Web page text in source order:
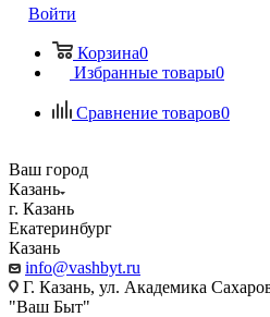
Войти
Корзина0
Избранные товары0
Сравнение товаров0
Ваш город
Казань
г. Казань
Екатеринбург
Казань
info@vashbyt.ru
Г. Казань, ул. Академика
"Ваш Быт"